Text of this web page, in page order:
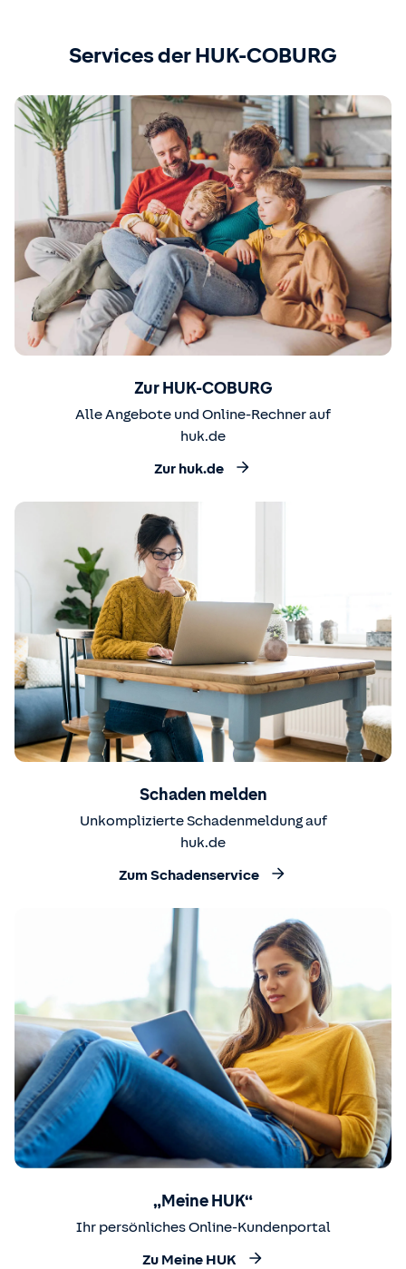
Services der HUK-COBURG
Zur HUK-COBURG
Alle Angebote und Online-Rechner auf
huk.de
Zur huk.de
Schaden melden
Unkomplizierte Schadenmeldung auf
huk.de
Zum Schadenservice
„Meine HUK“
Ihr persönliches Online-Kundenportal
Zu Meine HUK